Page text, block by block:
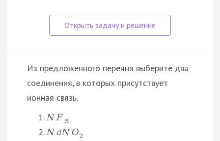
Из предложенного перечня выберите два
соединения, в которых присутствует
ионная связь.
N F 3
NaN O2